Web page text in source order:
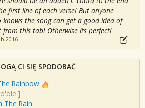
first line of each verse! But anyone
knows the song can get a good idea of
from this tab! Otherwise its perfect!
2016
CI SIĘ SPODOBAĆ
Rainbow
]
The Rain